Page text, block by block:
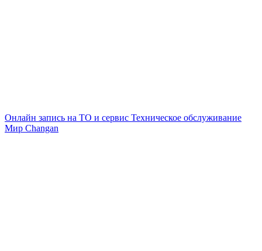
Онлайн запись на ТО и сервис Техническое обслуживание
Мир Changan